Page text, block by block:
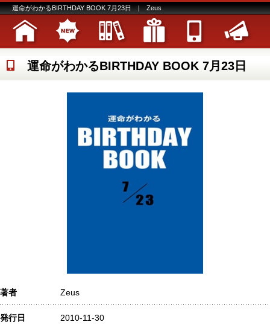
運命がわかるBIRTHDAY BOOK 7月23日 | Zeus
運命がわかるBIRTHDAY BOOK 7月23日
著者 Zeus
発行日 2010-11-30